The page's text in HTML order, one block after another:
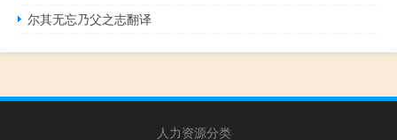
尔其无忘乃父之志翻译
人力资源分类